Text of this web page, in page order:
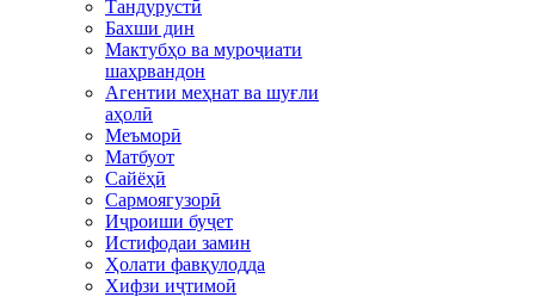
Тандурустӣ
Бахши дин
Мактубҳо ва муроҷиати
шаҳрвандон
Агентии меҳнат ва шуғли
аҳолӣ
Меъморӣ
Матбуот
Сайёҳӣ
Сармоягузорӣ
Иҷроиши буҷет
Истифодаи замин
Ҳолати фавқулодда
Хифзи иҷтимоӣ